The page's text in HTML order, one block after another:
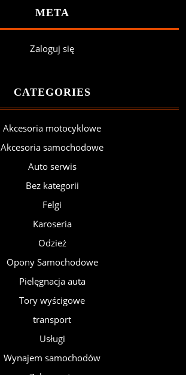
META
Zaloguj się
CATEGORIES
Akcesoria motocyklowe
Akcesoria samochodowe
Auto serwis
Bez kategorii
Felgi
Karoseria
Odzież
Opony Samochodowe
Pielęgnacja auta
Tory wyścigowe
transport
Usługi
Wynajem samochodów